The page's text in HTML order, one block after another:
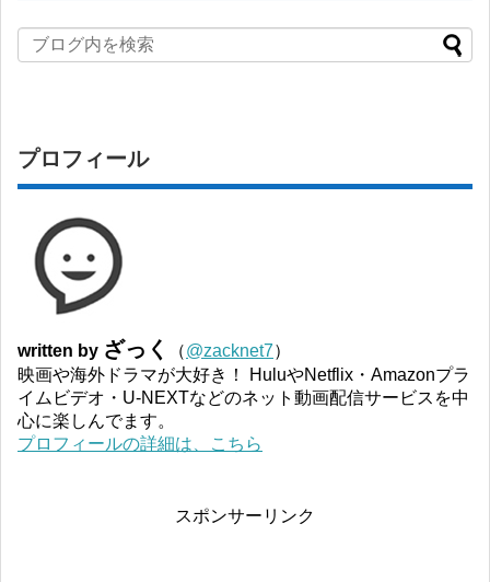
プロフィール
written by ざっく （@zacknet7）
映画や海外ドラマが大好き！ HuluやNetflix・Amazonプラ
イムビデオ・U-NEXTなどのネット動画配信サービスを中
心に楽しんでます。
プロフィールの詳細は、こちら
スポンサーリンク